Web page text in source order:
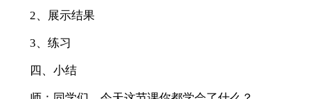
2、展示结果
3、练习
四、小结